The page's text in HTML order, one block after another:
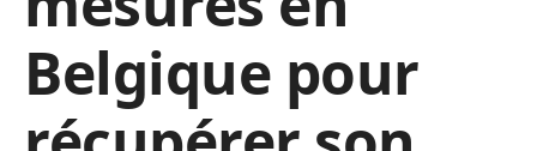
Belgique pour